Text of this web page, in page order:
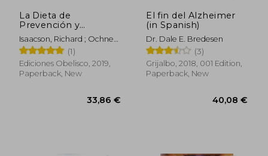
La Dieta de
Prevención y
Tratamiento del
Alzhéimer (Salud y
Vida Natural) (in
Spanish)
Isaacson, Richard ; Ochner,
Christopher (1)
Ediciones Obelisco, 2019,
Paperback, New
El fin del Alzheimer
(in Spanish)
Dr. Dale E. Bredesen
(3)
Grijalbo, 2018, 001 Edition,
Paperback, New